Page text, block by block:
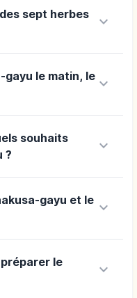
sept herbes
keyboard_arrow_down
gayu le matin, le keyboard_arrow_down
souhaits
?
keyboard_arrow_down
gayu et le keyboard_arrow_down
le
keyboard_arrow_down